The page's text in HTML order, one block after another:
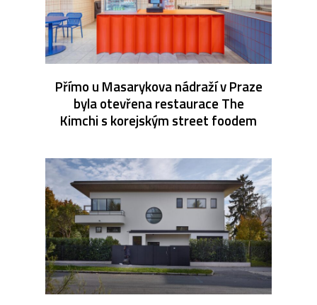
Přímo u Masarykova nádraží v Praze
byla otevřena restaurace The
Kimchi s korejským street foodem